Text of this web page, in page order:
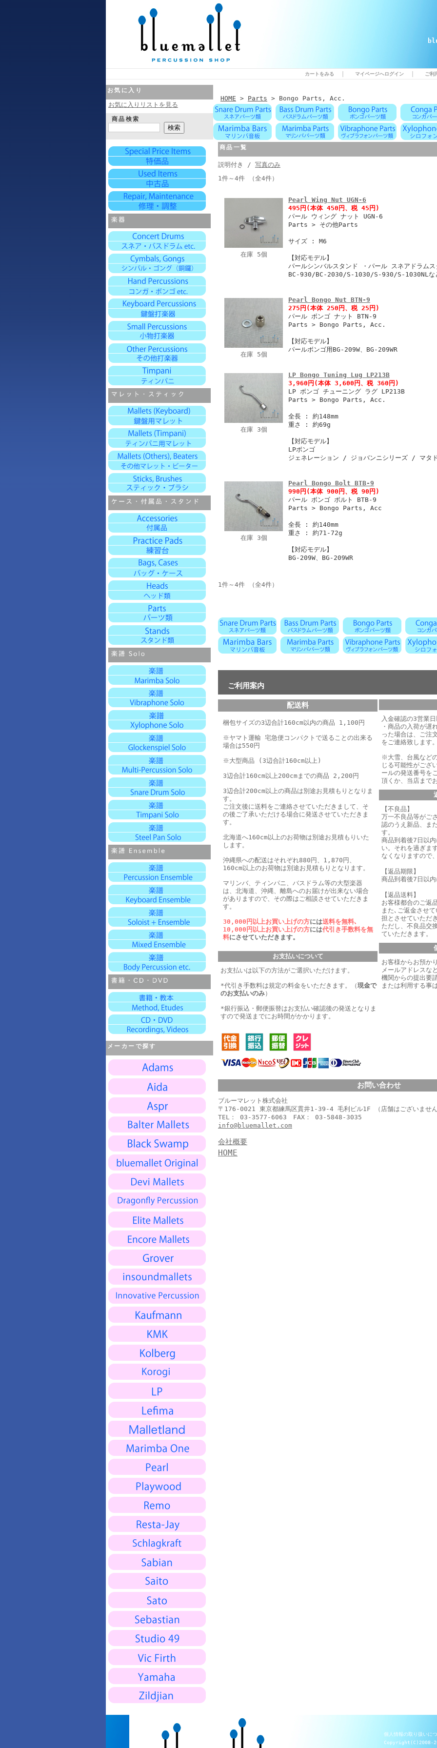
カートをみる マイページへログイン ご利
お気に入り
お気に入りリストを見る
商品検索
メーカーで探す
HOME > Parts > Bongo Parts, Acc.
商品一覧
説明付き / 写真のみ
1件～4件 （全4件）
在庫 5個
Pearl Wing Nut UGN-6
495円 (本体 450円、税 45円)
パール ウィング ナット UGN-6
Parts > その他Parts
サイズ : M6
【対応モデル】
パールシンバルスタンド ・パール スネアドラムス
BC-930/BC-2030/S-1030/S-930/S-1030NLな
在庫 5個
Pearl Bongo Nut BTN-9
275円 (本体 250円、税 25円)
パール ボンゴ ナット BTN-9
Parts > Bongo Parts, Acc.
【対応モデル】
パールボンゴ用BG-209W、BG-209WR
在庫 3個
LP Bongo Tuning Lug LP213B
3,960円 (本体 3,600円、税 360円)
LP ボンゴ チューニング ラグ LP213B
Parts > Bongo Parts, Acc.
全長 : 約148mm
重さ : 約69g
【対応モデル】
LPボンゴ
ジェネレーション / ジョバンニシリーズ / マタ
在庫 3個
Pearl Bongo Bolt BTB-9
990円 (本体 900円、税 90円)
パール ボンゴ ボルト BTB-9
Parts > Bongo Parts, Acc
全長 : 約140mm
重さ : 約71-72g
【対応モデル】
BG-209W、BG-209WR
1件～4件 （全4件）
ご利用案内
配送料
梱包サイズの3辺合計160cm以内の商品 1,100円
※ヤマト運輸 宅急便コンパクトで送ることの出来る
場合は550円
※大型商品 (3辺合計160cm以上)
3辺合計160cm以上200cmまでの商品 2,200円
3辺合計200cm以上の商品は別途お見積もりとなりま
す。
ご注文後に送料をご連絡させていただきまして、そ
の後ご了承いただける場合に発送させていただきま
す。
北海道へ160cm以上のお荷物は別途お見積もりいた
します。
沖縄県への配送はそれぞれ880円、1,870円、
160cm以上のお荷物は別途お見積もりとなります。
マリンバ、ティンパニ、バスドラム等の大型楽器
は、北海道、沖縄、離島へのお届けが出来ない場合
がありますので、その際はご相談させていただきま
す。
30,000円以上お買い上げの方には送料を無料､
10,000円以上お買い上げの方には代引き手数料を無
料にさせていただきます。
お支払いについて
お支払いは以下の方法がご選択いただけます。
*代引き手数料は規定の料金をいただきます。 （現金で
のお支払いのみ）
*銀行振込・郵便振替はお支払い確認後の発送となりま
すので発送までにお時間がかかります。
入金確認の3営業
・商品の入荷が遅
った場合は、 ご注
をご連絡致します
※大雪、台風など
じる可能性がござ
ールの発送番号を
頂くか、当店まで
【不良品】
万一不良品等がご
認のうえ新品、ま
す。
商品到着後7日以
い。それを過ぎま
なくなりますので
【返品期限】
商品到着後7日以
【返品送料】
お客様都合のご返
また､ご返金させ
担とさせていただ
ただし、不良品交
ていただきます。
お客様からお預か
メールアドレスな
機関からの提出要
または利用する事
お問い合わせ
ブルーマレット株式会社
〒176-0021 東京都練馬区貫井1-39-4 毛利ビル1F （店舗はございませ
TEL： 03-3577-6063 FAX： 03-5848-3035
info@bluemallet.com
会社概要
HOME
個人情報の取り扱いに